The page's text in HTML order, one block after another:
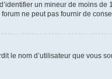
un mineur de moins
ne peut pas fournir de
le nom d’utilisateur que